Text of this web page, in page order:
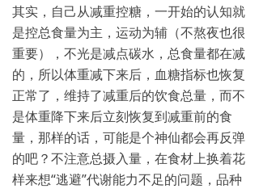
其实，自己从减重控糖，一开始的认知就
是控总食量为主，运动为辅（不熬夜也很
重要），不光是减点碳水，总食量都在减
的，所以体重减下来后，血糖指标也恢复
正常了，维持了减重后的饮食总量，而不
是体重降下来后立刻恢复到减重前的食
量，那样的话，可能是个神仙都会再反弹
的吧？不注意总摄入量，在食材上换着花
样来想“逃避”代谢能力不足的问题，品种